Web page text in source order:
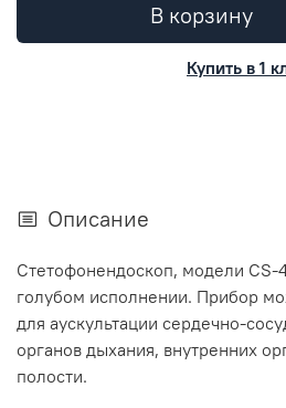
В корзину
Купить в 1
Описание
Стетофонендоскоп, модели CS-
голубом исполнении. Прибор
для аускультации сердечно-
органов дыхания, внутренних
полости.